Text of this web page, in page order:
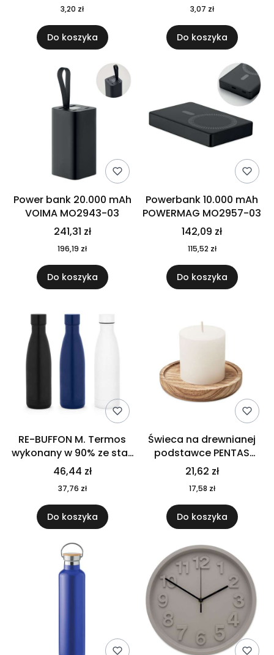
3,20 zł
Do koszyka
3,07 zł
Do koszyka
Power bank 20.000 mAh
VOIMA MO2943-03
241,31 zł
196,19 zł
Do koszyka
Powerbank 10.000 mAh
POWERMAG MO2957-03
142,09 zł
115,52 zł
Do koszyka
RE-BUFFON M. Termos
wykonany w 90% ze stali
nierdzewnej
pochodzącej z
recyklingu 520 ml 94294
46,44 zł
37,76 zł
Do koszyka
Świeca na drewnianej
podstawce PENTAS
MO6282-40
21,62 zł
17,58 zł
Do koszyka